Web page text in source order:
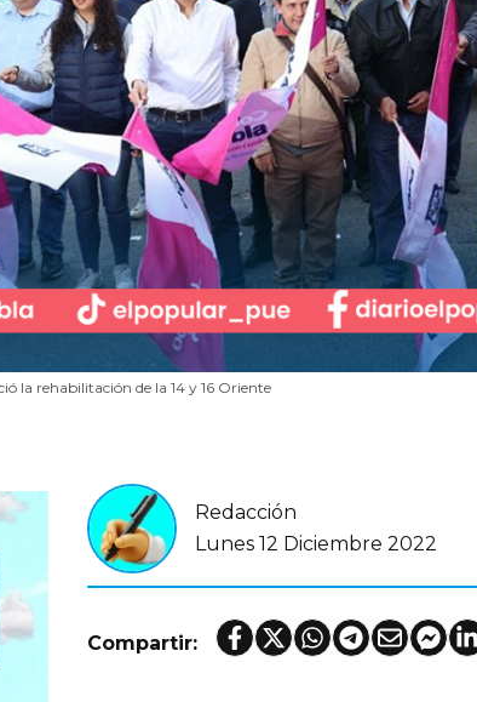
la rehabilitación de la 14 y 16 Oriente
Redacción
Lunes 12 Diciembre 2022
Compartir: